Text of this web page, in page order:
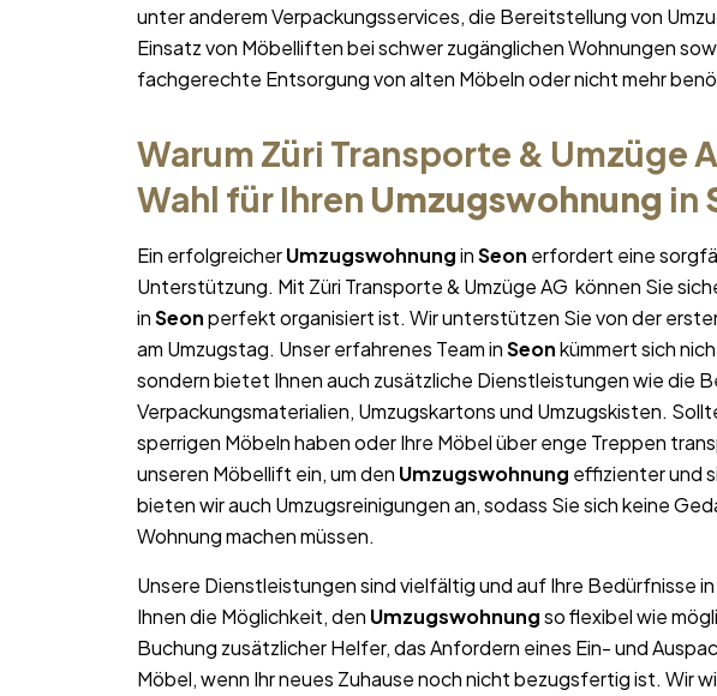
unter anderem Verpackungsservices, die Bereitstellung von
Einsatz von Möbelliften bei schwer zugänglichen Wohnungen
fachgerechte Entsorgung von alten Möbeln oder nicht mehr
Warum Züri Transporte & Umzüge
Wahl für Ihren Umzugswohnung in
Ein erfolgreicherUmzugswohnunginSeon erfordert eine
Unterstützung. Mit Züri Transporte & Umzüge AG können Sie
inSeonperfekt organisiert ist. Wir unterstützen Sie von der
am Umzugstag. Unser erfahrenes Team inSeonkümmert sich
sondern bietet Ihnen auch zusätzliche Dienstleistungen wie die
Verpackungsmaterialien, Umzugskartons und Umzugskisten.
sperrigen Möbeln haben oder Ihre Möbel über enge Treppen
unseren Möbellift ein, um den Umzugswohnung effizienter und
bieten wir auch Umzugsreinigungen an, sodass Sie sich keine
Wohnung machen müssen.
Unsere Dienstleistungen sind vielfältig und auf Ihre Bedürfnisse in
Ihnen die Möglichkeit, den Umzugswohnungso flexibel wie
Buchung zusätzlicher Helfer, das Anfordern eines Ein- und
Möbel, wenn Ihr neues Zuhause noch nicht bezugsfertig ist. Wir